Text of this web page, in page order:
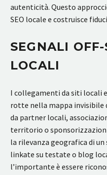
autenticità. Questo
SEO locale e costruisce
SEGNALI
LOCALI
I collegamenti da siti locali
rotte nella mappa invisibile
da partner locali,
territorio o
la rilevanza geografica di
linkate su testate o blog
l’importante è essere